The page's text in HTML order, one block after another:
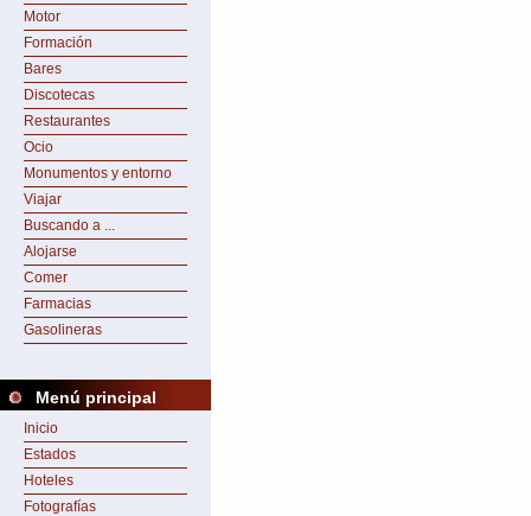
Motor
Formación
Bares
Discotecas
Restaurantes
Ocio
Monumentos y entorno
Viajar
Buscando a ...
Alojarse
Comer
Farmacias
Gasolineras
Menú principal
Inicio
Estados
Hoteles
Fotografías